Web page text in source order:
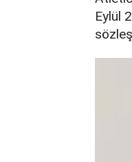
Eylül